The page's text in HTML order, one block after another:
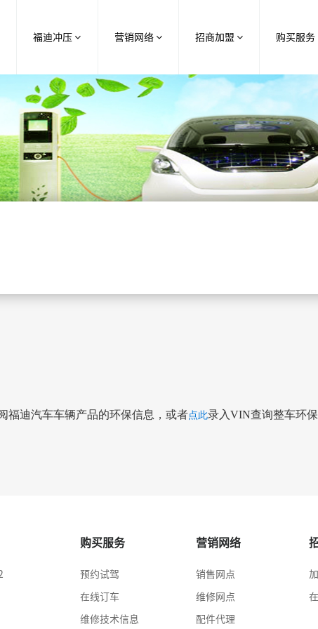
福迪冲压 营销网络 招商加盟 购买服务
福迪汽车车辆产品的环保信息，或者点此录入VIN查询整车环保
购买服务
预约试驾
在线订车
维修技术信息
营销网络
销售网点
维修网点
配件代理